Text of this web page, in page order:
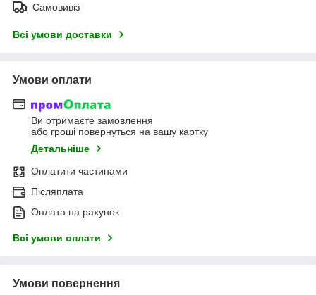
Самовивіз
Всі умови доставки
Умови оплати
Ви отримаєте замовлення
або гроші повернуться на вашу картку
Детальніше
Оплатити частинами
Післяплата
Оплата на рахунок
Всі умови оплати
Умови повернення